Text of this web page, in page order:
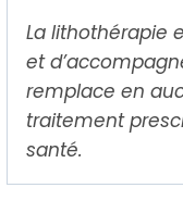
La lithothérapie
et
remplace en
traitement
santé.